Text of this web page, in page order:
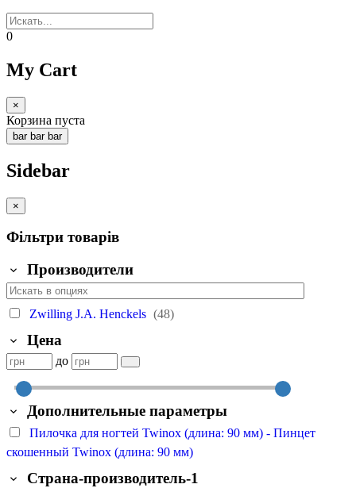
0
My Cart
×
Корзина пуста
bar bar bar
Sidebar
×
Фільтри товарів
Производители
Zwilling J.A. Henckels (48)
Цена
до
Дополнительные параметры
Пилочка для ногтей Twinox (длина: 90 мм) - Пинцет
скошенный Twinox (длина: 90 мм)
Страна-производитель-1